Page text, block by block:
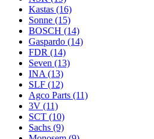
Kastas (16)
Sonne (15)
BOSCH (14)
Gaspardo (14)
FDR (14)
Seven (13)
INA (13)
SLF (12)
Agco Parts (11)
3V (11)
SCT (10)
Sachs (9)